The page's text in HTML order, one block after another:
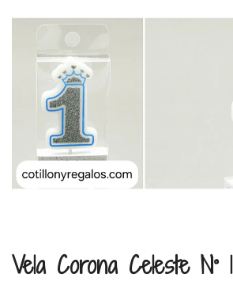
Vela Corona Celeste N° 1